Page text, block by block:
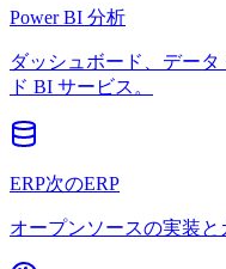
Power BI 分析
ダッシュボード、デー
ド BI サービス。
ERP次のERP
オープンソースの実装